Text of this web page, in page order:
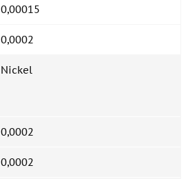
0,00015
0,0002
Nickel
0,0002
0,0002